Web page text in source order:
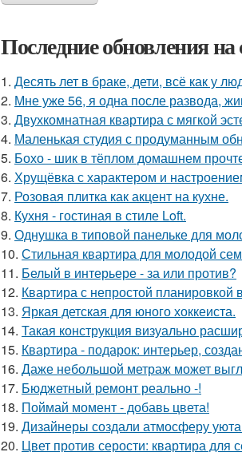
Последние обновления на
1. Десять лет в браке, дети, всё как у
2. Мне уже 56, я одна после развода,
3. Двухкомнатная квартира с мягкой
4. Маленькая студия с продуманным
5. Бохо - шик в тёплом домашнем
6. Хрущёвка с характером и
7. Розовая плитка как акцент на кухне.
8. Кухня - гостиная в стиле Loft.
9. Однушка в типовой панельке для
10. Стильная квартира для молодой
11. Белый в интерьере - за или против?
12. Квартира с непростой планировкой
13. Яркая детская для юного хоккеиста.
14. Такая конструкция визуально
15. Квартира - подарок: интерьер,
16. Даже небольшой метраж может
17. Бюджетный ремонт реально -!
18. Поймай момент - добавь цвета!
19. Дизайнеры создали атмосферу
20. Цвет против серости: квартира для